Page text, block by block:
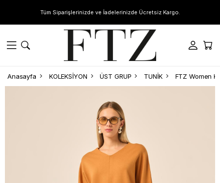
Tüm Siparişlerinizde ve İadelerinizde Ücretsiz Kargo.
Anasayfa KOLEKSİYON ÜST GRUP TUNİK FTZ Women